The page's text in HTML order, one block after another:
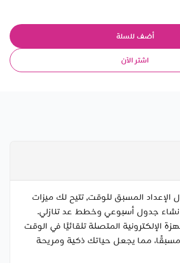
أضف للسلة
اشتر الآن
المسبق للوقت, تتيح لك ميزات
جدول أسبوعي وخطط عد تنازلي.
الإلكترونية المتصلة تلقائيًا في الوقت
مما يجعل حياتك ذكية ومريحة